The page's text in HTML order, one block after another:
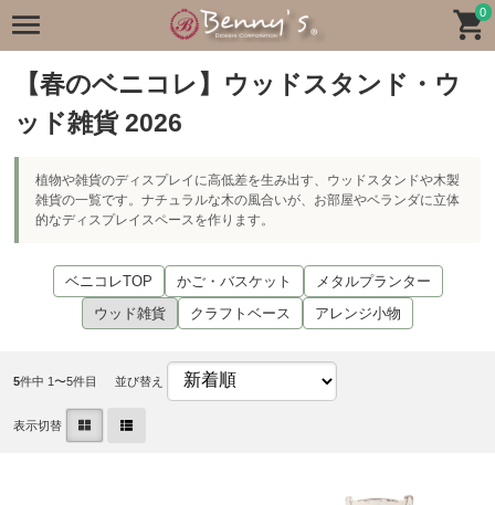
0
【春のベニコレ】ウッドスタンド・ウ
ッド雑貨 2026
植物や雑貨のディスプレイに高低差を生み出す、ウッドスタンドや木製
雑貨の一覧です。ナチュラルな木の風合いが、お部屋やベランダに立体
的なディスプレイスペースを作ります。
ベニコレTOP かご・バスケット
メタルプランター
ウッド雑貨
クラフトベース アレンジ小物
5件中 1〜5件目 並び替え
表示切替